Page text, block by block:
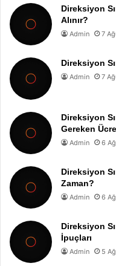
Direksiyon
Alınır?
Admin 7
Direksiyon
Admin 7
Direksiyon
Gereken
Admin 6
Direksiyon
Zaman?
Admin 6
Direksiyon
İpuçları
Admin 5